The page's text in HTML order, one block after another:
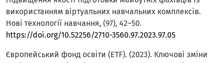
використанням віртуальних навчальних комплексів.
Нові технології навчання, (97), 42–50.
https://doi.org/10.52256/2710-3560.97.2023.97.05
Європейський фонд освіти (ETF). (2023). Ключові зміни